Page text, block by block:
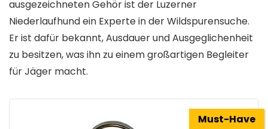
ausgezeichneten Gehör ist der Luzerner
Niederlaufhund ein Experte in der Wildspurensuche.
Er ist dafür bekannt, Ausdauer und Ausgeglichenheit
zu besitzen, was ihn zu einem großartigen Begleiter
für Jäger macht.
Must-Have